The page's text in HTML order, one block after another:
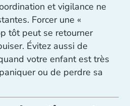
et vigilance ne
Forcer une «
tôt peut se retourner
Évitez aussi de
votre enfant est très
ou de perdre sa